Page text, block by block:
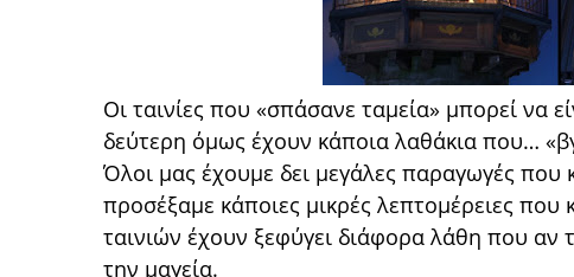
Οι ταινίες που «σπάσανε ταμεία» μπορεί να
δεύτερη όμως έχουν κάποια λαθάκια που…
Όλοι μας έχουμε δει μεγάλες παραγωγές που
προσέξαμε κάποιες μικρές λεπτομέρειες
ταινιών έχουν ξεφύγει διάφορα λάθη που αν
την μαγεία.